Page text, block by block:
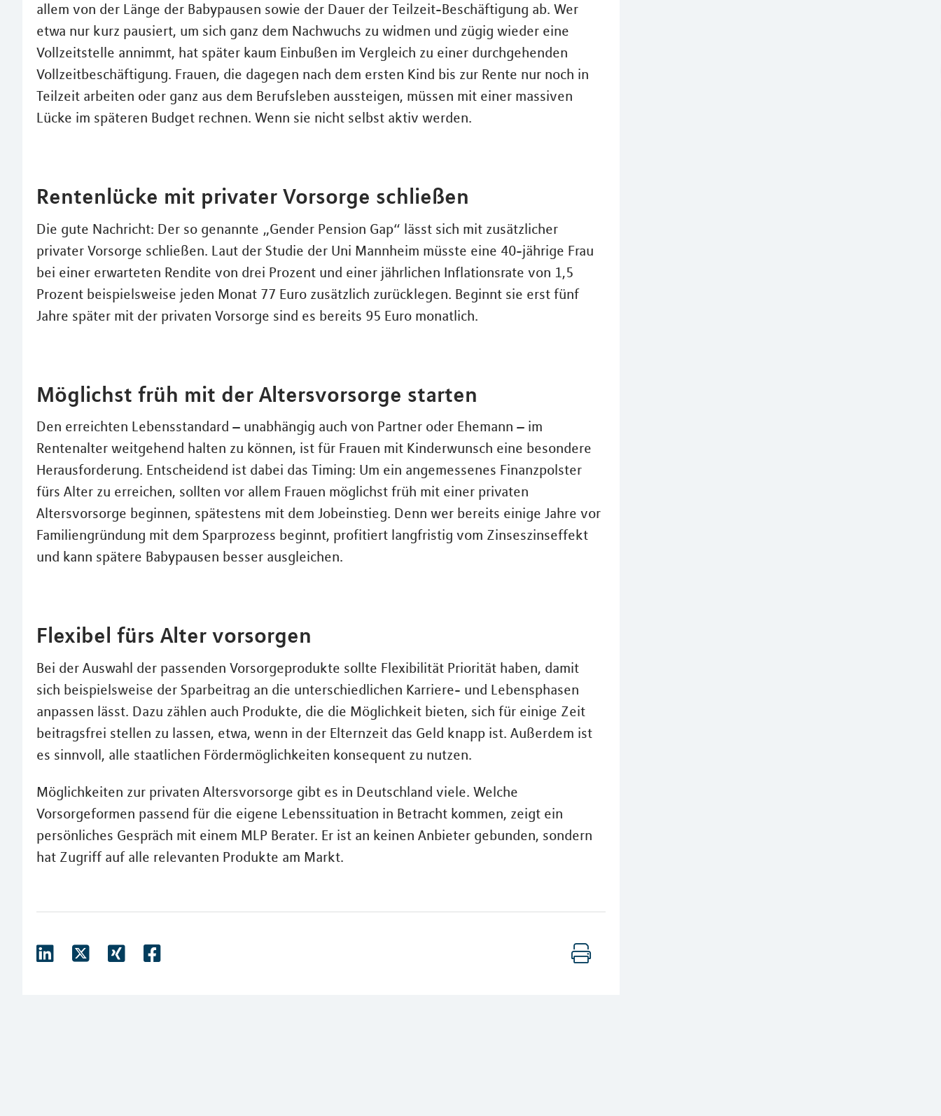
allem von der Länge der Babypausen sowie der Dauer der Teilzeit-Beschäftigung ab. Wer
etwa nur kurz pausiert, um sich ganz dem Nachwuchs zu widmen und zügig wieder eine
Vollzeitstelle annimmt, hat später kaum Einbußen im Vergleich zu einer durchgehenden
Vollzeitbeschäftigung. Frauen, die dagegen nach dem ersten Kind bis zur Rente nur noch in
Teilzeit arbeiten oder ganz aus dem Berufsleben aussteigen, müssen mit einer massiven
Lücke im späteren Budget rechnen. Wenn sie nicht selbst aktiv werden.
Rentenlücke mit privater Vorsorge schließen
Die gute Nachricht: Der so genannte „Gender Pension Gap“ lässt sich mit zusätzlicher
privater Vorsorge schließen. Laut der Studie der Uni Mannheim müsste eine 40-jährige Frau
bei einer erwarteten Rendite von drei Prozent und einer jährlichen Inflationsrate von 1,5
Prozent beispielsweise jeden Monat 77 Euro zusätzlich zurücklegen. Beginnt sie erst fünf
Jahre später mit der privaten Vorsorge sind es bereits 95 Euro monatlich.
Möglichst früh mit der Altersvorsorge starten
Den erreichten Lebensstandard – unabhängig auch von Partner oder Ehemann – im
Rentenalter weitgehend halten zu können, ist für Frauen mit Kinderwunsch eine besondere
Herausforderung. Entscheidend ist dabei das Timing: Um ein angemessenes Finanzpolster
fürs Alter zu erreichen, sollten vor allem Frauen möglichst früh mit einer privaten
Altersvorsorge beginnen, spätestens mit dem Jobeinstieg. Denn wer bereits einige Jahre vor
Familiengründung mit dem Sparprozess beginnt, profitiert langfristig vom Zinseszinseffekt
und kann spätere Babypausen besser ausgleichen.
Flexibel fürs Alter vorsorgen
Bei der Auswahl der passenden Vorsorgeprodukte sollte Flexibilität Priorität haben, damit
sich beispielsweise der Sparbeitrag an die unterschiedlichen Karriere- und Lebensphasen
anpassen lässt. Dazu zählen auch Produkte, die die Möglichkeit bieten, sich für einige Zeit
beitragsfrei stellen zu lassen, etwa, wenn in der Elternzeit das Geld knapp ist. Außerdem ist
es sinnvoll, alle staatlichen Fördermöglichkeiten konsequent zu nutzen.
Möglichkeiten zur privaten Altersvorsorge gibt es in Deutschland viele. Welche
Vorsorgeformen passend für die eigene Lebenssituation in Betracht kommen, zeigt ein
persönliches Gespräch mit einem MLP Berater. Er ist an keinen Anbieter gebunden, sondern
hat Zugriff auf alle relevanten Produkte am Markt.